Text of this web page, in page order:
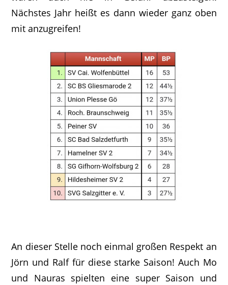
Nächstes Jahr heißt es dann wieder ganz oben
mit anzugreifen!
An dieser Stelle noch einmal großen Respekt an
Jörn und Ralf für diese starke Saison! Auch Mo
und Nauras spielten eine super Saison und